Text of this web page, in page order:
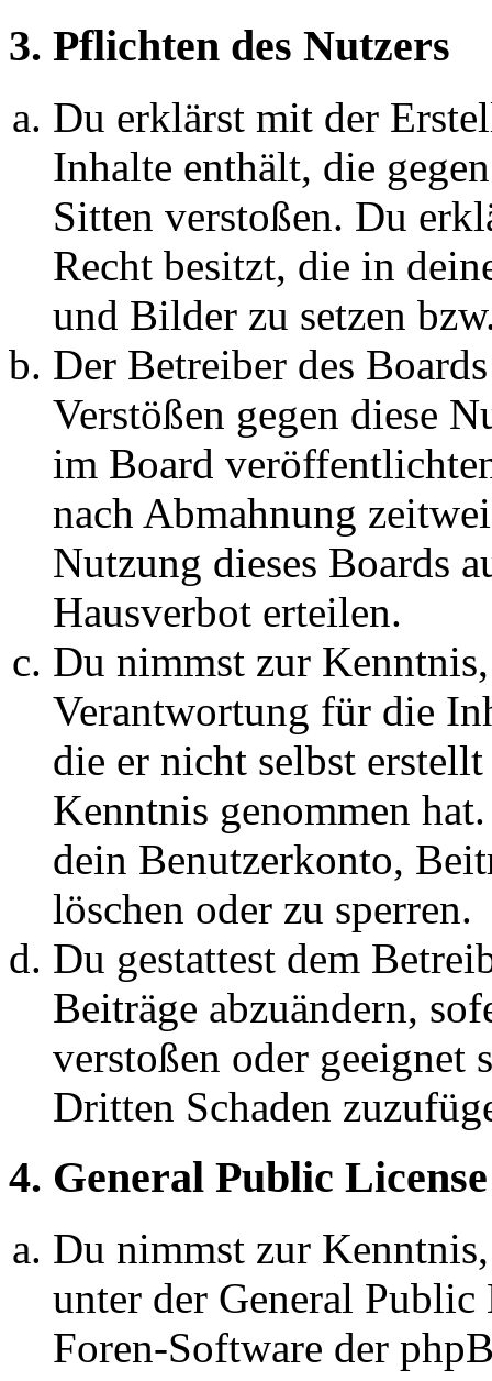
3. Pflichten des Nutzers
Du erklärst mit der
Inhalte enthält, die
Sitten verstoßen. Du
Recht besitzt, die in
und Bilder zu setzen
Der Betreiber des
Verstößen gegen diese
im Board
nach Abmahnung
Nutzung dieses Boards
Hausverbot erteilen.
Du nimmst zur
Verantwortung für die
die er nicht selbst
Kenntnis genommen
dein Benutzerkonto,
löschen oder zu sperren.
Du gestattest dem
Beiträge abzuändern,
verstoßen oder geeignet
Dritten Schaden
4. General Public License
Du nimmst zur
unter der General
Foren-Software der